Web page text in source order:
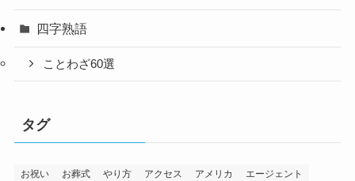
四字熟語
ことわざ60選
タグ
お祝い お葬式 やり方 アクセス アメリカ
エージェント